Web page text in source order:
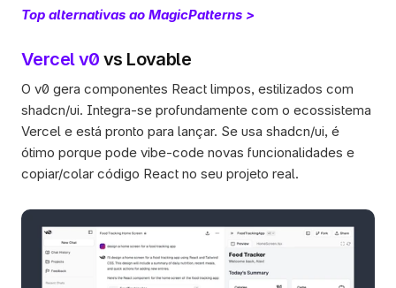
Top alternativas ao MagicPatterns >
Vercel v0 vs Lovable
O v0 gera componentes React limpos, estilizados com
shadcn/ui. Integra-se profundamente com o ecossistema
Vercel e está pronto para lançar. Se usa shadcn/ui, é
ótimo porque pode vibe-code novas funcionalidades e
copiar/colar código React no seu projeto real.